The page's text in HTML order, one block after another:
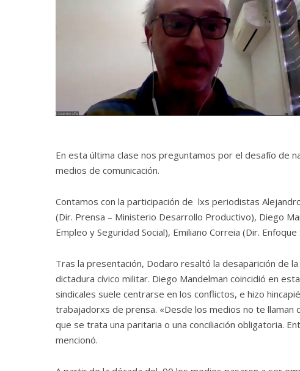
En esta última clase nos preguntamos por el desafío de
medios de comunicación.
Contamos con la participación de lxs periodistas
(Dir. Prensa – Ministerio Desarrollo Productivo), Diego
Empleo y Seguridad Social), Emiliano Correia (Dir.
Tras la presentación, Dodaro resaltó la desaparición de
dictadura cívico militar. Diego Mandelman coincidió en
sindicales suele centrarse en los conflictos, e hizo
trabajadorxs de prensa. «Desde los medios no te llaman
que se trata una paritaria o una conciliación obligatoria.
mencionó.